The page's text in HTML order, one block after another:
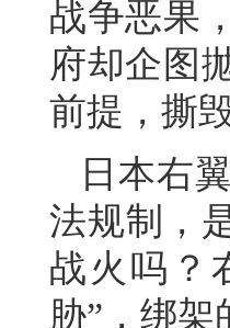
战争恶果
府却企图
前提，撕
日本右
法规制，
战火吗？
胁”，绑